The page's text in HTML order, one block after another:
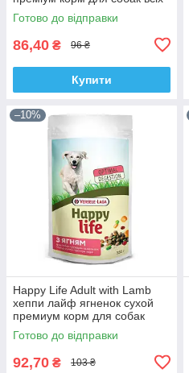
порід 0.35 кг
Готово до відправки
86,40 ₴ 96 ₴
Купити
–10%
Happy Life Adult with Lamb
хеппи лайф ягненок сухой
премиум корм для собак
середніх і великих порід 0.35
кг
Готово до відправки
92,70 ₴ 103 ₴